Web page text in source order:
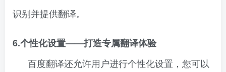
识别并提供翻译。
6.个性化设置——打造专属翻译体验
百度翻译还允许用户进行个性化设置，您可以